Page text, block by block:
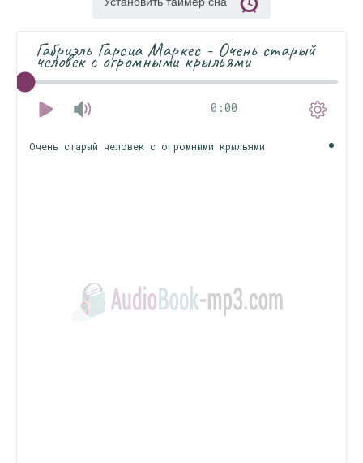
Габриэль Гарсиа Маркес - Очень старый
человек с огромными крыльями
0:00
Очень старый человек с огромными крыльями